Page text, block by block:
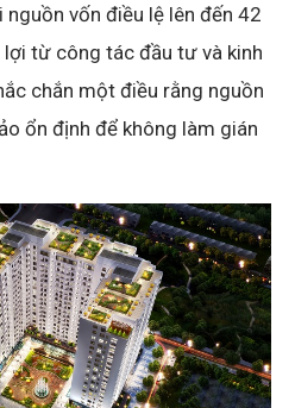
vốn điều lệ lên đến 42
từ công tác đầu tư và kinh
chắn một điều rằng nguồn
ổn định để không làm gián